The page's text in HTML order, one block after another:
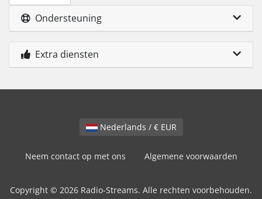
Ondersteuning
Extra diensten
Nederlands / € EUR
Neem contact op met ons Algemene voorwaarden
Copyright © 2026 Radio-Streams. Alle rechten voorbehouden.